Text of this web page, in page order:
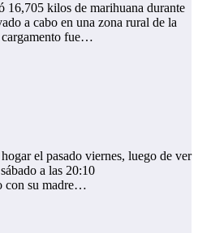
16,705 kilos de marihuana durante
a cabo en una zona rural de la
fue…
el pasado viernes, luego de ver
a las 20:10
con su madre…